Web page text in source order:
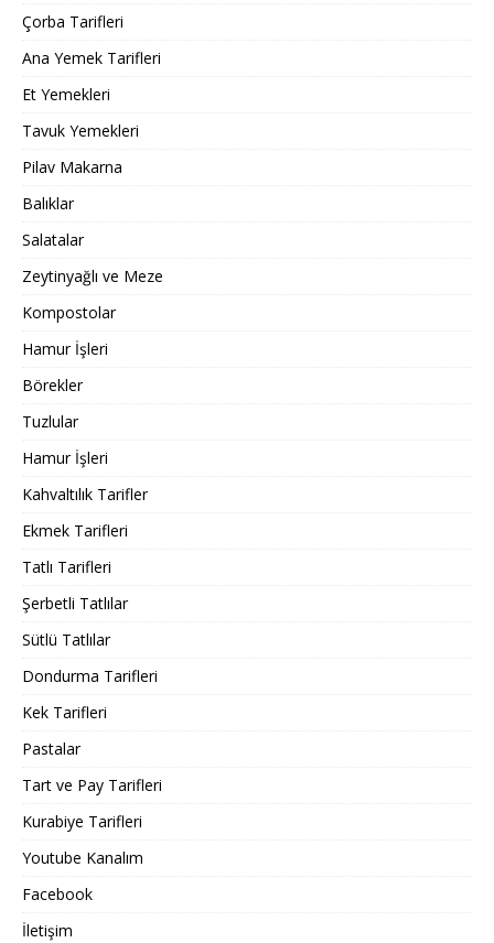
Çorba Tarifleri
Ana Yemek Tarifleri
Et Yemekleri
Tavuk Yemekleri
Pilav Makarna
Balıklar
Salatalar
Zeytinyağlı ve Meze
Kompostolar
Hamur İşleri
Börekler
Tuzlular
Hamur İşleri
Kahvaltılık Tarifler
Ekmek Tarifleri
Tatlı Tarifleri
Şerbetli Tatlılar
Sütlü Tatlılar
Dondurma Tarifleri
Kek Tarifleri
Pastalar
Tart ve Pay Tarifleri
Kurabiye Tarifleri
Youtube Kanalım
Facebook
İletişim